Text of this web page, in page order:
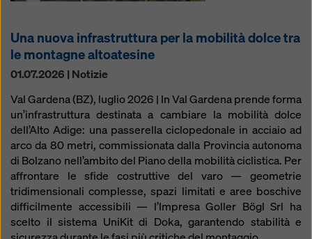
Una nuova infrastruttura per la mobilità dolce tra
le montagne altoatesine
01.07.2026 | Notizie
Val Gardena (BZ), luglio 2026 | In Val Gardena prende forma
un’infrastruttura destinata a cambiare la mobilità dolce
dell’Alto Adige: una passerella ciclopedonale in acciaio ad
arco da 80 metri, commissionata dalla Provincia autonoma
di Bolzano nell’ambito del Piano della mobilità ciclistica. Per
affrontare le sfide costruttive del varo — geometrie
tridimensionali complesse, spazi limitati e aree boschive
difficilmente accessibili — l’Impresa Goller Bögl Srl ha
scelto il sistema UniKit di Doka, garantendo stabilità e
modificando le vostreimpostazioni dei cookie
sito web e utilizzando le caselle di controllo
corrispondenti. Potete revocare il vostro consenso in
qualsiasi momento, con effetto futuro e senza
indicarne il motivo, cliccando su
in fondo a questo sito web.
Potete trovare ulteriori informazioni sui nostri cookie
nella nostra informativa sulla privacy. Vi offriamo
inoltre la possibilità di selezionare i vostri cookie
(impostazioni avanzate dei cookie).